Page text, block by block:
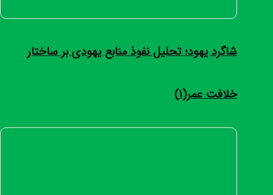
شاگرد یهود؛ تحلیل نفوذ منابع یهودی بر ساختار
خلافت عمر(1)